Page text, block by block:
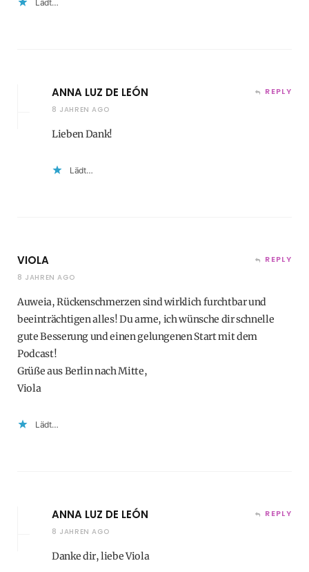
Lädt…
ANNA LUZ DE LEÓN
8 JAHREN AGO
REPLY
Lieben Dank!
Lädt…
VIOLA
8 JAHREN AGO
REPLY
Auweia, Rückenschmerzen sind wirklich furchtbar und
beeinträchtigen alles! Du arme, ich wünsche dir schnelle
gute Besserung und einen gelungenen Start mit dem
Podcast!
Grüße aus Berlin nach Mitte,
Viola
Lädt…
ANNA LUZ DE LEÓN
8 JAHREN AGO
REPLY
Danke dir, liebe Viola